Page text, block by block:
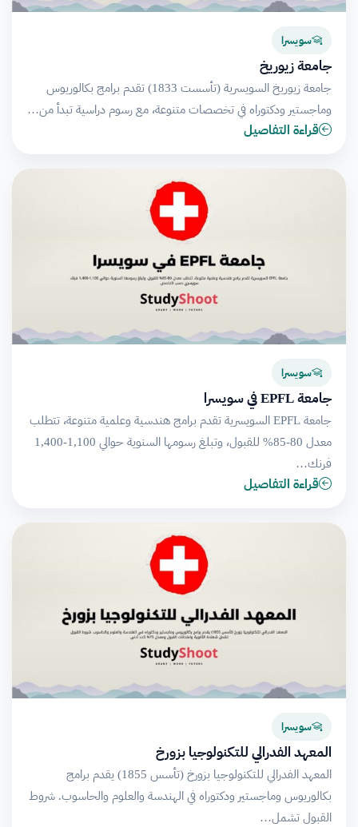
سويسرا
جامعة زيوريخ
جامعة زيوريخ السويسرية (تأسست 1833) تقدم برامج بكالوريوس
وماجستير ودكتوراه في تخصصات متنوعة، مع رسوم دراسية تبدأ من…
قراءة التفاصيل
سويسرا
جامعة EPFL في سويسرا
جامعة EPFL السويسرية تقدم برامج هندسية وعلمية متنوعة، تتطلب
معدل 80-85% للقبول، وتبلغ رسومها السنوية حوالي 1,100-1,400
فرنك…
قراءة التفاصيل
سويسرا
المعهد الفدرالي للتكنولوجيا بزورخ
المعهد الفدرالي للتكنولوجيا بزورخ (تأسس 1855) يقدم برامج
بكالوريوس وماجستير ودكتوراه في الهندسة والعلوم والحاسوب. شروط
القبول تشمل…